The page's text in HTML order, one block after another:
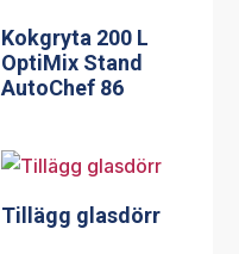
Kokgryta 200 L
OptiMix Stand
AutoChef 86
Tillägg glasdörr